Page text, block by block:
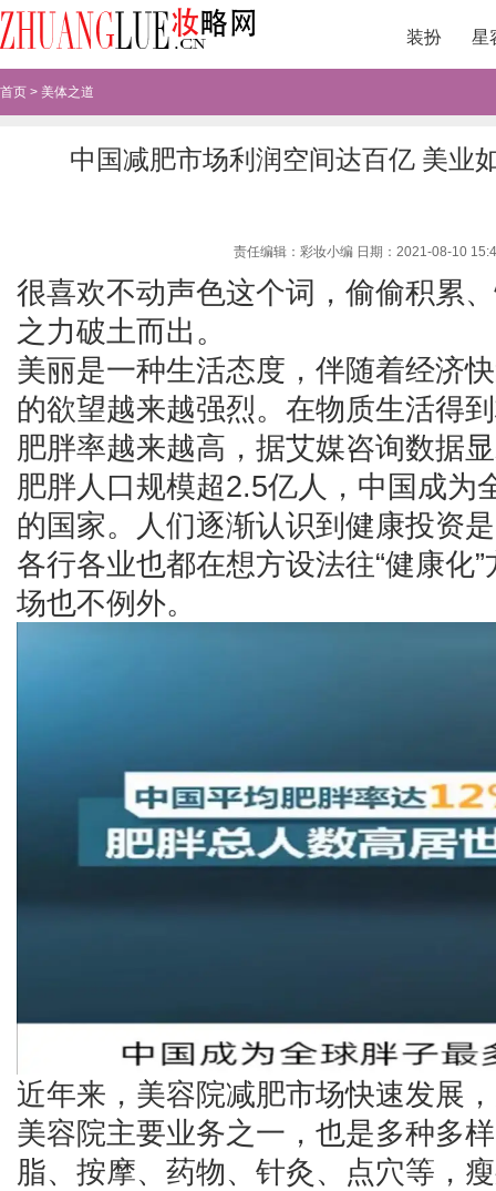
装扮 星
首页 > 美体之道
中国减肥市场利润空间达百亿 美业
责任编辑：彩妆小编 日期：2021-08-10
很喜欢不动声色这个词，偷偷积累
之力破土而出。
美丽是一种生活态度，伴随着经济
的欲望越来越强烈。在物质生活得
肥胖率越来越高，据艾媒咨询数据
肥胖人口规模超2.5亿人，中国成为
的国家。人们逐渐认识到健康投资
各行各业也都在想方设法往“健康化
场也不例外。
近年来，美容院减肥市场快速发展
美容院主要业务之一，也是多种多
脂、按摩、药物、针灸、点穴等，